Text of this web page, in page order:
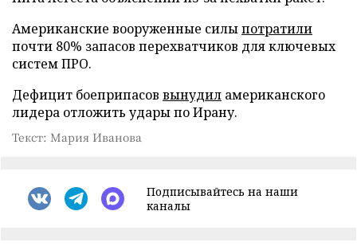
Американские вооруженные силыпотратили
почти 80% запасов перехватчиков для ключевых
систем ПРО.
Дефицит боеприпасов вынудил американского
лидера отложить удары по Ирану.
Текст: Мария Иванова
Подписывайтесь на наши
каналы